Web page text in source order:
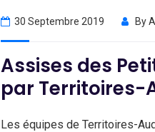
30 Septembre 2019 By
Assises des
par Territoires-
Les équipes de Territoires-